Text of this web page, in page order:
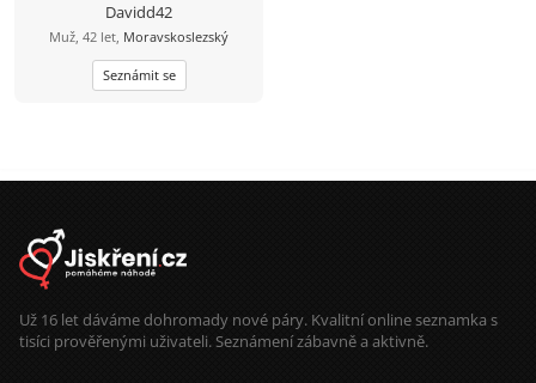
Davidd42
Muž, 42 let, Moravskoslezský
Seznámit se
Už 16 let dáváme dohromady nové páry. Kvalitní online seznamka s
tisíci prověřenými uživateli. Seznámení zábavně a aktivně.